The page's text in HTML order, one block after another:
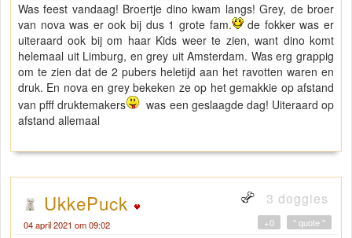
Was feest vandaag! Broertje dino kwam langs! Grey, de broer
van nova was er ook bij dus 1 grote fam.
de fokker was er
uiteraard ook bij om haar Kids weer te zien, want dino komt
helemaal uit Limburg, en grey uit Amsterdam. Was erg grappig
om te zien dat de 2 pubers heletijd aan het ravotten waren en
druk. En nova en grey bekeken ze op het gemakkie op afstand
van pfff druktemakers
was een geslaagde dag! Uiteraard op
afstand allemaal
UkkePuck 3 doggies
04 april 2021 om 09:02 " quote "
+0